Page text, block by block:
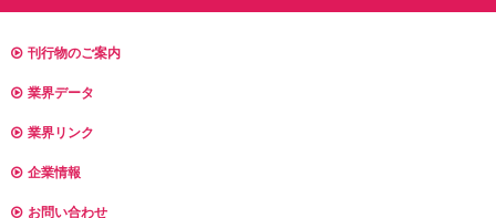
刊行物のご案内
業界データ
業界リンク
企業情報
お問い合わせ